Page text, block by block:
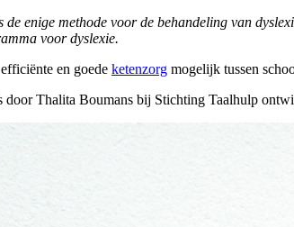
enige methode voor de behandeling van
voor dyslexie.
en goede ketenzorg mogelijk tussen
Thalita Boumans bij Stichting Taalhulp